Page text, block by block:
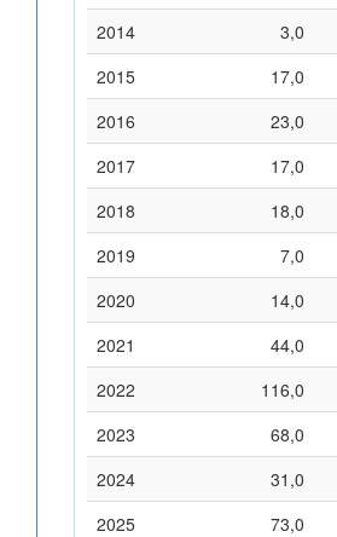
2014
3,0
2015
17,0
2016
23,0
2017
17,0
2018
18,0
2019
7,0
2020
14,0
2021
44,0
2022
116,0
2023
68,0
2024
31,0
2025
73,0